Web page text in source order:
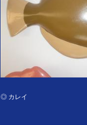
◎ カレイ